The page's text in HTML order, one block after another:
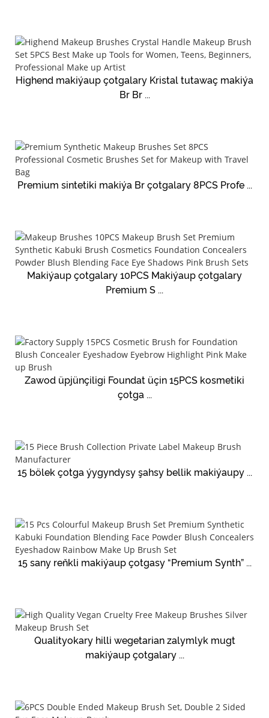
Highend makiýaup çotgalary Kristal tutawaç makiýa
Br Br ...
Premium sintetiki makiýa Br çotgalary 8PCS Profe ...
Makiýaup çotgalary 10PCS Makiýaup çotgalary
Premium S ...
Zawod üpjünçiligi Foundat üçin 15PCS kosmetiki
çotga ...
15 bölek çotga ýygyndysy şahsy bellik makiýaupy ...
15 sany reňkli makiýaup çotgasy “Premium Synth” ...
Qualityokary hilli wegetarian zalymlyk mugt
makiýaup çotgalary ...